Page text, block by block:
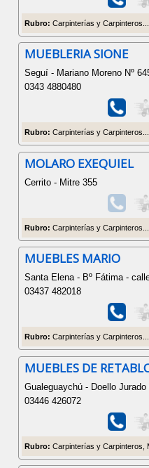
Rubro: Carpinterías y Carpinteros...
MUEBLERIA SIONE
Seguí - Mariano Moreno Nº
0343 4880480
Rubro: Carpinterías y Carpinteros...
MOLARO EXEQUIEL
Cerrito - Mitre 355
Rubro: Carpinterías y Carpinteros...
MUEBLES MARIO
Santa Elena - Bº Fátima -
03437 482018
Rubro: Carpinterías y Carpinteros...
MUEBLES DE
Gualeguaychú - Doello Jurado
03446 426072
Rubro: Carpinterías y Carpinteros,